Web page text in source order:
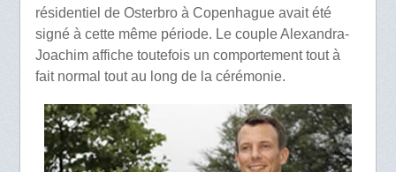
résidentiel de Osterbro à Copenhague avait été
signé à cette même période. Le couple Alexandra-
Joachim affiche toutefois un comportement tout à
fait normal tout au long de la cérémonie.